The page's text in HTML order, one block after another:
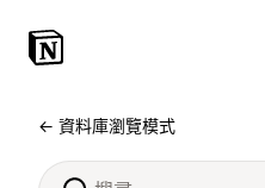
← 資料庫瀏覽模式